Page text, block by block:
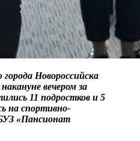
Новороссийска
вечером за
11 подростков и 5
на спортивно-
«Пансионат